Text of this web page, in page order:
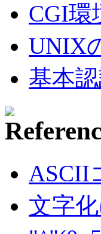
CGI環
UNIX
基本
ASCII
文字